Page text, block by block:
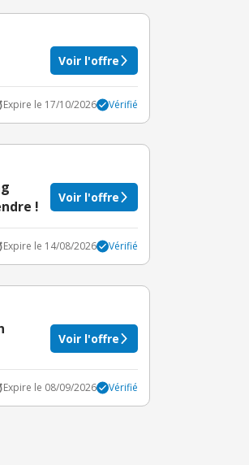
Voir l'offre
Expire le 17/10/2026 Vérifié
!
Voir l'offre
Expire le 14/08/2026 Vérifié
Voir l'offre
Expire le 08/09/2026 Vérifié